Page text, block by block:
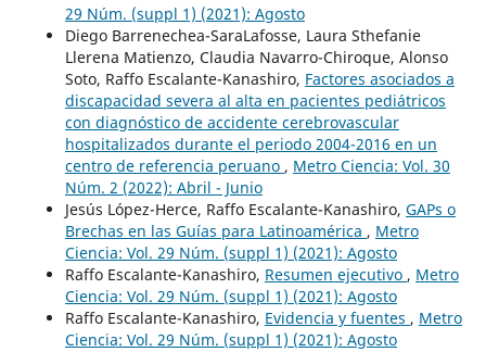
29 Núm. (suppl 1) (2021): Agosto
Diego Barrenechea-SaraLafosse, Laura Sthefanie
Llerena Matienzo, Claudia Navarro-Chiroque, Alonso
Soto, Raffo Escalante-Kanashiro, Factores asociados a
discapacidad severa al alta en pacientes pediátricos
con diagnóstico de accidente cerebrovascular
hospitalizados durante el periodo 2004-2016 en un
centro de referencia peruano , Metro Ciencia: Vol. 30
Núm. 2 (2022): Abril - Junio
Jesús López-Herce, Raffo Escalante-Kanashiro, GAPs o
Brechas en las Guías para Latinoamérica , Metro
Ciencia: Vol. 29 Núm. (suppl 1) (2021): Agosto
Raffo Escalante-Kanashiro, Resumen ejecutivo , Metro
Ciencia: Vol. 29 Núm. (suppl 1) (2021): Agosto
Raffo Escalante-Kanashiro, Evidencia y fuentes , Metro
Ciencia: Vol. 29 Núm. (suppl 1) (2021): Agosto